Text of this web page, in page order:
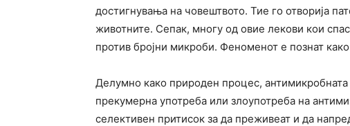
достигнувања на човештвото. Тие го отворија
животните. Сепак, многу од овие лекови кои
против бројни микроби. Феноменот е познат
Делумно како природен процес,
прекумерна употреба или злоупотреба на
селективен притисок за да преживеат и да